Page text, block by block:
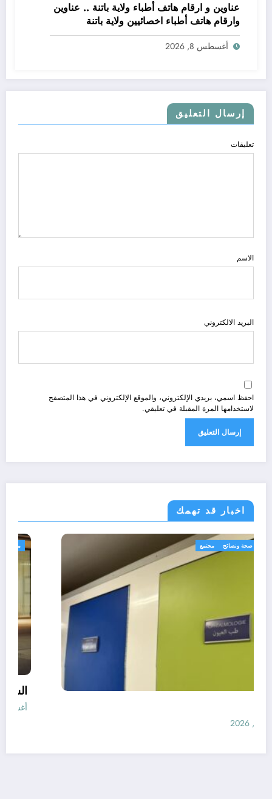
عناوين و ارقام هاتف أطباء ولاية باتنة .. عناوين
وارقام هاتف أطباء اخصائيين ولاية باتنة
أغسطس 8, 2026
إرسال التعليق
تعليقات
الاسم
البريد الالكتروني
احفظ اسمي، بريدي الإلكتروني، والموقع الإلكتروني في هذا المتصفح
لاستخدامها المرة المقبلة في تعليقي.
اخبار قد تهمك
رياضة طب صحة ونصائح مجتمع
أغسطس 8, 2026